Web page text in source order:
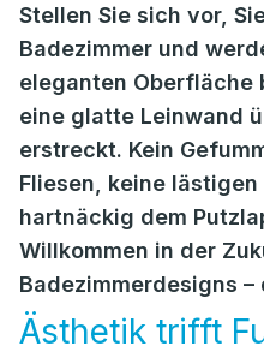
Stellen Sie sich vor,
Badezimmer und
eleganten Oberfläche
eine glatte Leinwand
erstreckt. Kein
Fliesen, keine
hartnäckig dem
Willkommen in der
Badezimmerdesigns
Ästhetik trifft